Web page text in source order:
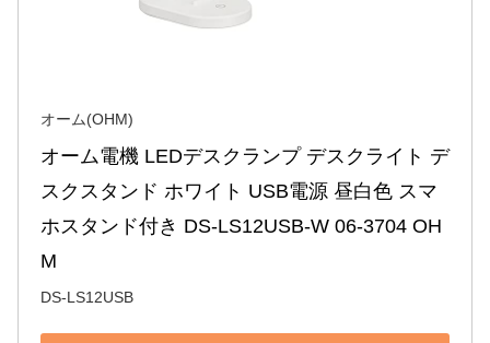
オーム(OHM)
オーム電機 LEDデスクランプ デスクライト デ
スクスタンド ホワイト USB電源 昼白色 スマ
ホスタンド付き DS-LS12USB-W 06-3704 OH
M
DS-LS12USB